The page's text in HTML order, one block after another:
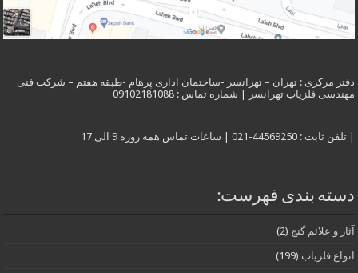
دفتر مرکزی : تهران – تهرانسر -ساختمان اداری پرهام -طبقه هفتم – شرکت فنی
مهندسی فلزیاب تهرانسر | شماره تماس : 09102181088
| تلفن ثابت : 44569250-021 | ساعات تماس همه روزه 9 الی 17
دسته بندی فهرست:
آثار و علائم گنج (2)
انواع فلزیاب (199)